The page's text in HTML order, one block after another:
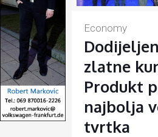
Economy
zlatne
Produkt
najbolja
tvrtka